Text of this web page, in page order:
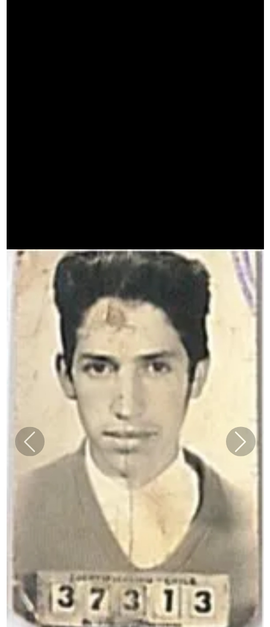
Previous Next